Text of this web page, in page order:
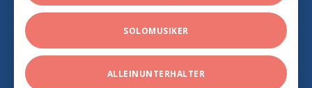
SOLOMUSIKER
ALLEINUNTERHALTER